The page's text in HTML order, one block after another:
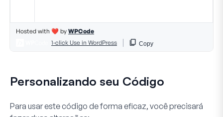
Personalizando seu Código
Para usar este código de forma eficaz, você precisará